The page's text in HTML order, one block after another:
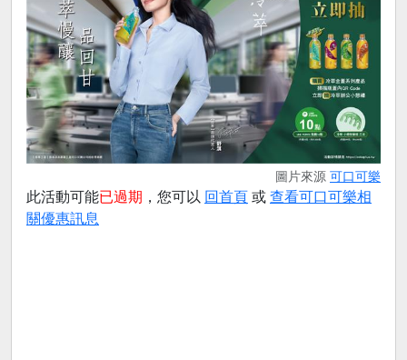
圖片來源 可口可樂
此活動可能已過期 ，您可以 回首頁 或 查看可口可樂相
關優惠訊息